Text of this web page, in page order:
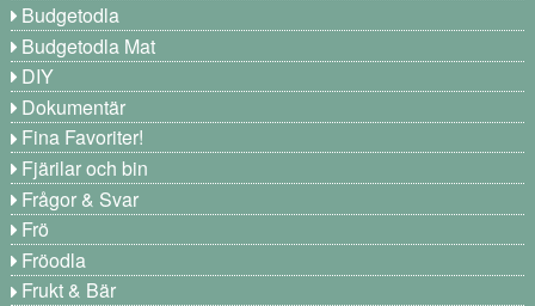
Budgetodla
Budgetodla Mat
DIY
Dokumentär
Fina Favoriter!
Fjärilar och bin
Frågor & Svar
Frö
Fröodla
Frukt & Bär